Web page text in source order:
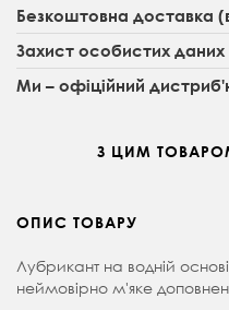
Безкоштовна доставка
Захист особистих даних
Ми – офіційний
З ЦИМ
ОПИС ТОВАРУ
Лубрикант на водній
неймовірно м'яке